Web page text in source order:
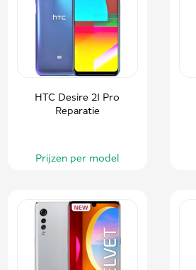
HTC Desire 21 Pro
Reparatie
Prijzen per model